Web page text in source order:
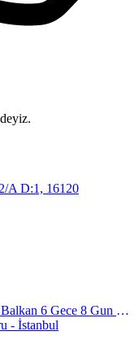
A D:1, 16120
Gaziantep Hareketli PGS ile Buyuk Balkan 6 Gece 8 Gun Vizesiz SKP-SKP
- İstanbul